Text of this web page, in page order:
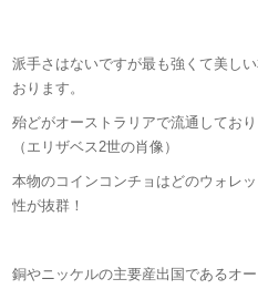
派手さはないですが最も強くて美し
おります。
殆どがオーストラリアで流通してお
（エリザベス2世の肖像）
本物のコインコンチョはどのウォレ
性が抜群！
銅やニッケルの主要産出国であるオ